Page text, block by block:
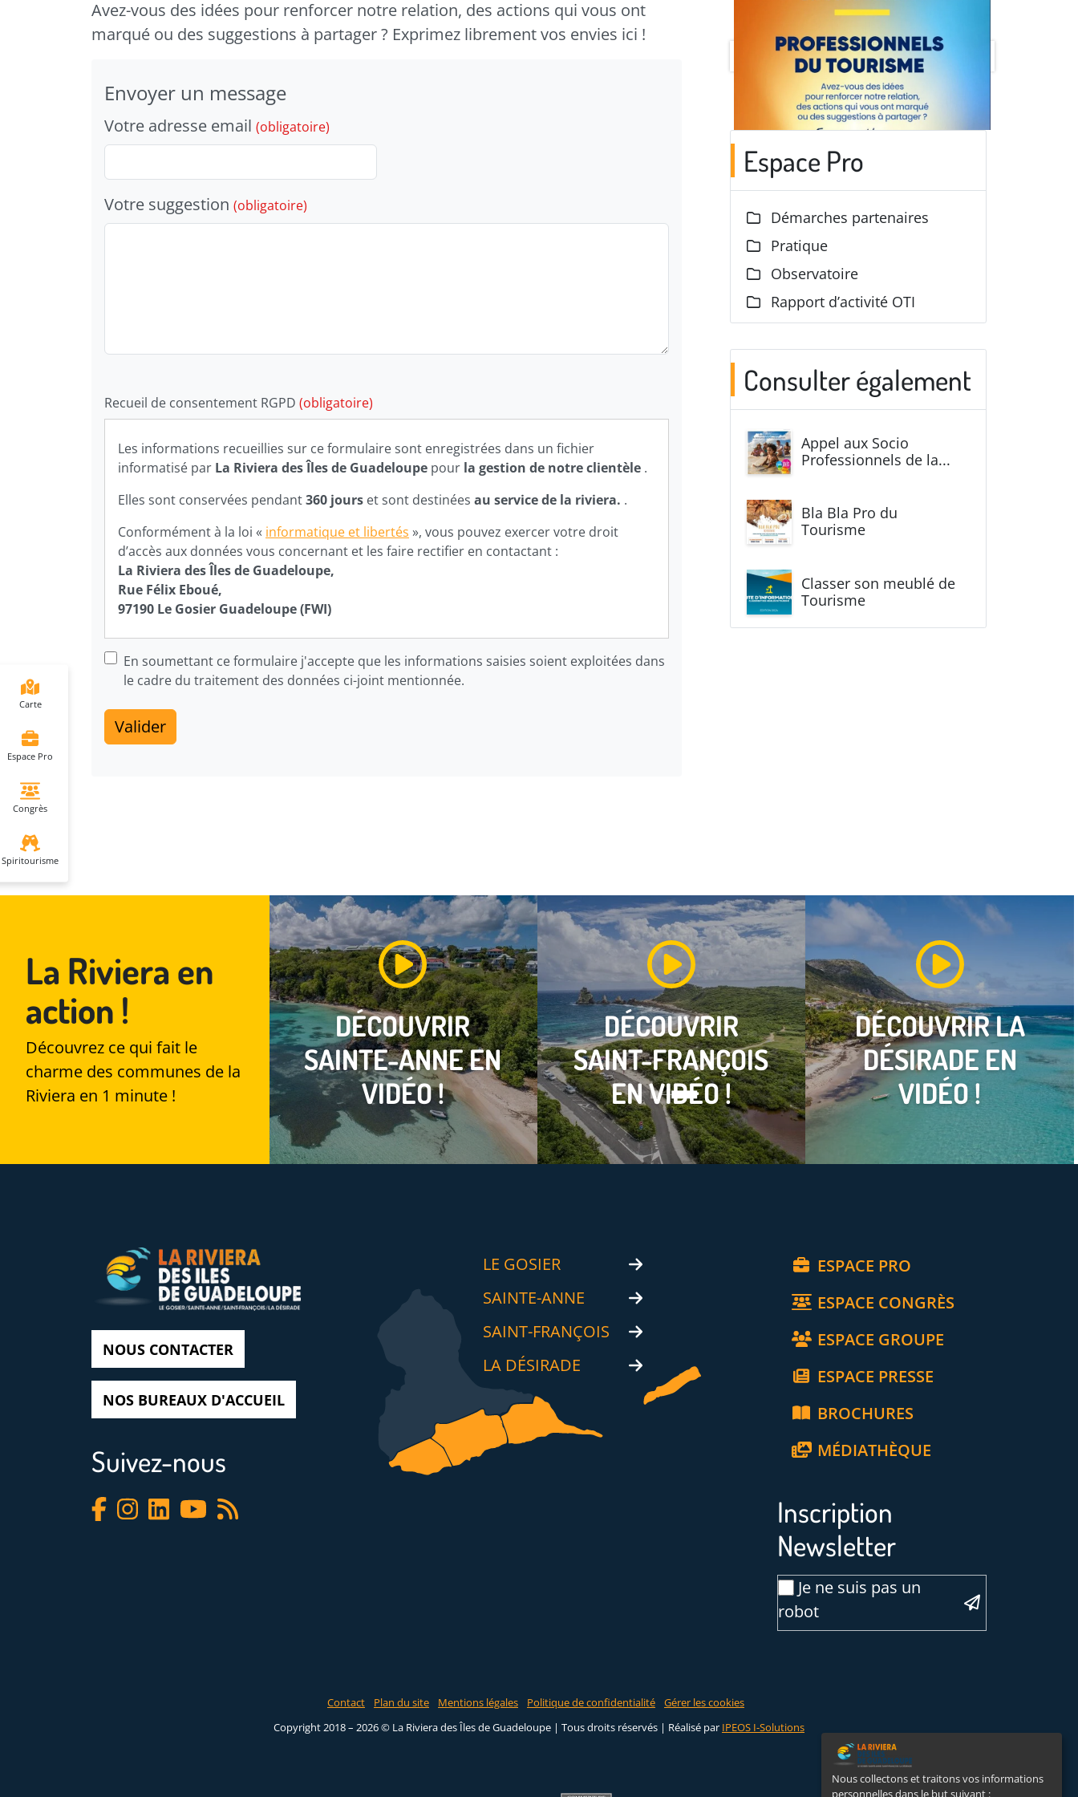
Nous collectons et traitons vos informations
personnelles dans le but suivant :
Carte
Espace Pro
Congrès
Spiritourisme
Avez-vous des idées pour renforcer notre relation, des actions qui vous ont
marqué ou des suggestions à partager ? Exprimez librement vos envies ici !
Envoyer un message
Votre adresse email (obligatoire)
Votre suggestion (obligatoire)
Recueil de consentement RGPD (obligatoire)
Les informations recueillies sur ce formulaire sont enregistrées dans un fichier
informatisé par La Riviera des Îles de Guadeloupe pour la gestion de notre clientèle .
Elles sont conservées pendant360 jours et sont destinées au service de la riviera. .
Conformément à la loi « informatique et libertés », vous pouvez exercer votre droit
d’accès aux données vous concernant et les faire rectifier en contactant :
La Riviera des Îles de Guadeloupe,
Rue Félix Eboué,
97190 Le Gosier Guadeloupe (FWI)
En soumettant ce formulaire j'accepte que les informations saisies soient exploitées dans
le cadre du traitement des données ci-joint mentionnée.
Valider
Espace Pro
Démarches partenaires
Pratique
Observatoire
Rapport d’activité OTI
Consulter également
Appel aux Socio
Professionnels de la...
Bla Bla Pro du
Tourisme
Classer son meublé de
Tourisme
La Riviera en
action !
Découvrez ce qui fait le
charme des communes de la
Riviera en 1 minute !
DÉCOUVRIRLE
GOSIEREN VIDÉO !
DÉCOUVRIR
SAINTE-ANNEEN
VIDÉO !
DÉCOUVRIR
SAINT-FRANÇOIS
EN VIDÉO !
DÉCOUVRIRLA
DÉSIRADE EN
VIDÉO !
NOUS CONTACTER
NOS BUREAUX D'ACCUEIL
Suivez-nous
LE GOSIER
SAINTE-ANNE
SAINT-FRANÇOIS
LA DÉSIRADE
ESPACE PRO
ESPACE CONGRÈS
ESPACE GROUPE
ESPACE PRESSE
BROCHURES
MÉDIATHÈQUE
Inscription
Newsletter
Je ne suis pas un
robot
Contact Plan du site Mentions légales Politique de confidentialité
Gérer les cookies
Copyright 2018 – 2026 © La Riviera des Îles de Guadeloupe | Tous droits réservés | Réalisé par IPEOS I-Solutions